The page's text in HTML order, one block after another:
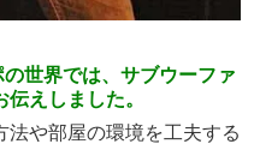
世界では、サブウーファ
えしました。
法や部屋の環境を工夫する